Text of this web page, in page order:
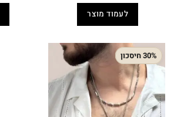
היה:
379.00 ₪.
לעמוד מוצר
30% חיסכון